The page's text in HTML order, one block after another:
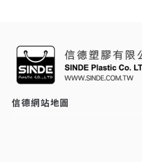
信德網站地圖